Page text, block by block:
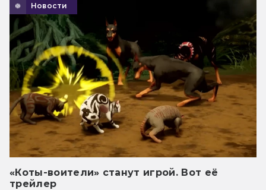
Новости
«Коты-воители» станут игрой. Вот её
трейлер